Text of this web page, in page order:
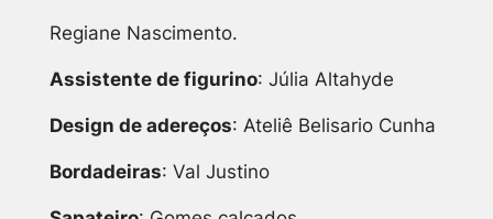
Regiane Nascimento.
Assistente de figurino: Júlia Altahyde
Design de adereços: Ateliê Belisario Cunha
Bordadeiras: Val Justino